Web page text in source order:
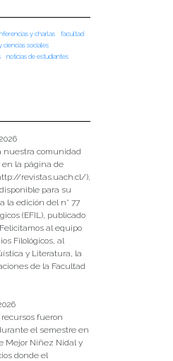
y charlas
facultad
ciencias sociales
noticias de estudiantes
nuestra comunidad
la página de
revistas.uach.cl/),
para su
la edición del n° 77
(EFIL), publicado
al equipo
Filológicos, al
y Literatura, la
de la Facultad
fueron
el semestre en
Mejor Niñez Nidal y
donde el